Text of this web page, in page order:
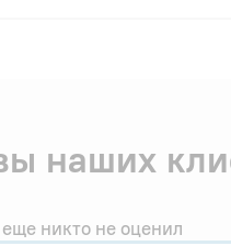
наших
никто не оценил